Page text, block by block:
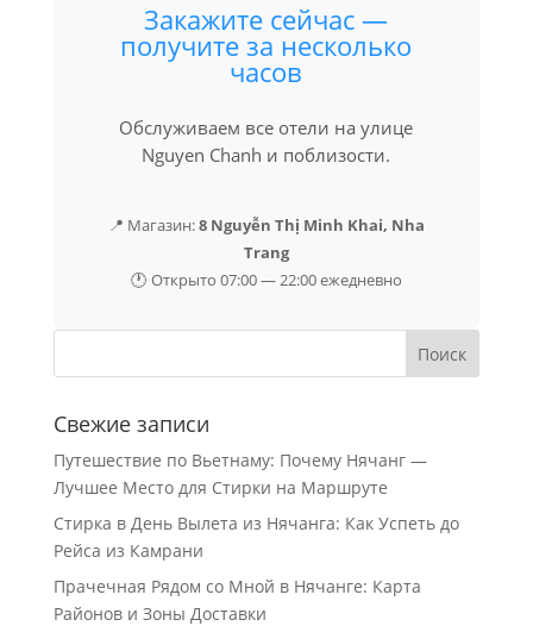
Закажите сейчас —
получите за несколько
часов
Обслуживаем все отели на улице
Nguyen Chanh и поблизости.
📍 Магазин:8 Nguyễn Thị Minh Khai, Nha
Trang
🕐 Открыто 07:00 — 22:00 ежедневно
Свежие записи
Путешествие по Вьетнаму: Почему Нячанг —
Лучшее Место для Стирки на Маршруте
Стирка в День Вылета из Нячанга: Как Успеть до
Рейса из Камрани
Прачечная Рядом со Мной в Нячанге: Карта
Районов и Зоны Доставки